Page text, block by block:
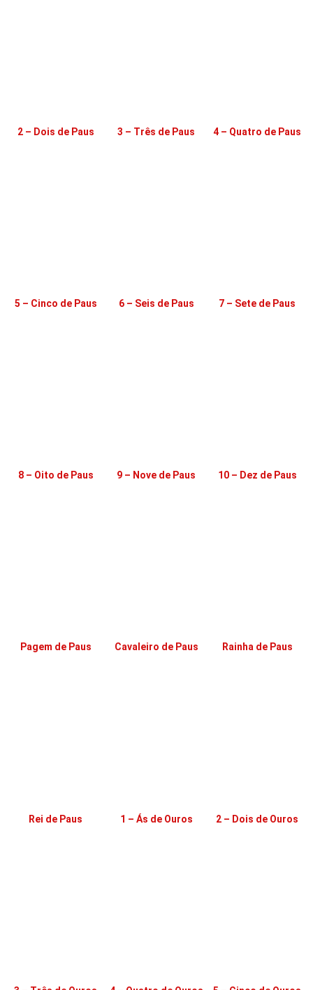
2 – Dois de Paus 3 – Três de Paus 4 – Quatro de Paus
5 – Cinco de Paus 6 – Seis de Paus 7 – Sete de Paus
8 – Oito de Paus 9 – Nove de Paus 10 – Dez de Paus
Pagem de Paus Cavaleiro de Paus Rainha de Paus
Rei de Paus 1 – Ás de Ouros 2 – Dois de Ouros